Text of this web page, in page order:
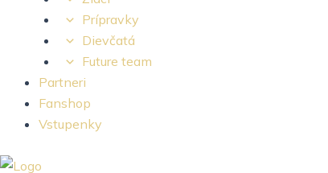
Prípravky
Dievčatá
Future team
Partneri
Fanshop
Vstupenky